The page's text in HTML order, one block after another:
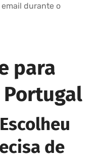
durante o
para
Portugal
de